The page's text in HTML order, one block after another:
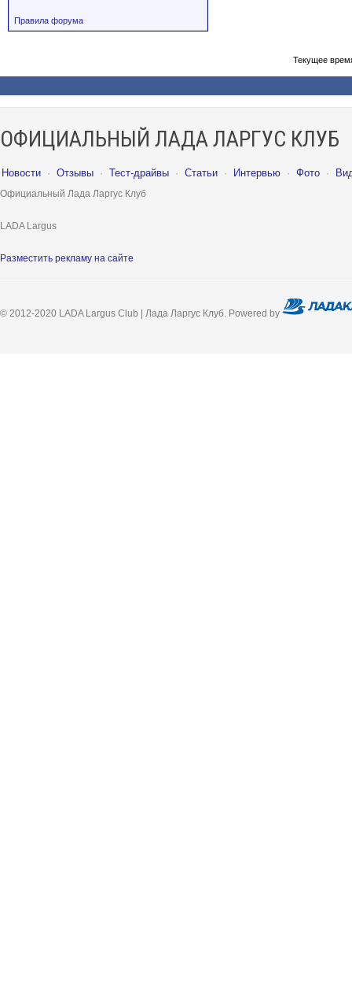
Правила форума
Текущее
ОФИЦИАЛЬНЫЙ ЛАДА ЛАРГУС КЛУБ
Новости · Отзывы · Тест-драйвы · Статьи · Интервью · Фото ·
Официальный Лада Ларгус Клуб
LADA Largus
Разместить рекламу на сайте
© 2012-2020 LADA Largus Club | Лада Ларгус Клуб. Powered by